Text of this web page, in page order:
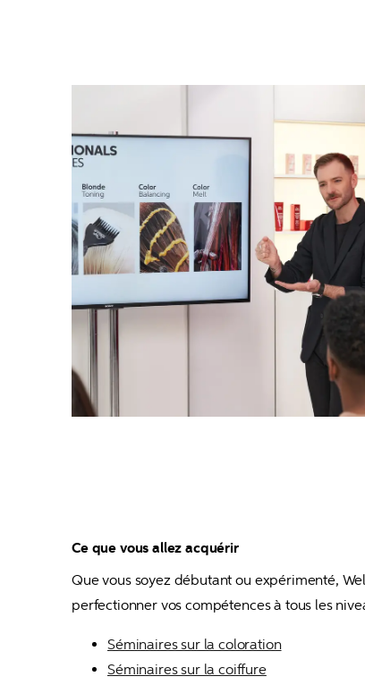
Ce que vous allez acquérir
Que vous soyez débutant ou expérimenté,
perfectionner vos compétences à tous les
Séminaires sur la coloration
Séminaires sur la coiffure